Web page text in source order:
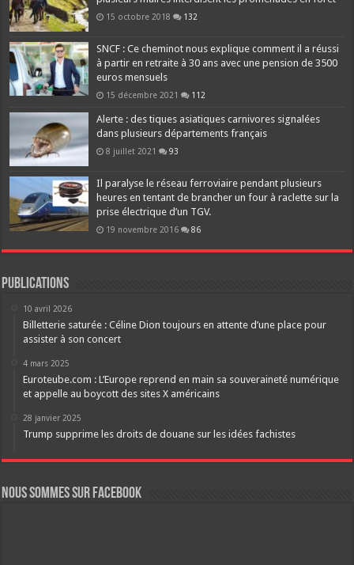
15 octobre 2018 132
SNCF : Ce cheminot nous explique comment il a réussi
à partir en retraite à 30 ans avec une pension de 3500
euros mensuels
15 décembre 2021 112
Alerte : des tiques asiatiques carnivores signalées
dans plusieurs départements français
8 juillet 2021 93
Il paralyse le réseau ferroviaire pendant plusieurs
heures en tentant de brancher un four à raclette sur la
prise électrique d’un TGV.
19 novembre 2016 86
Publications
10 avril 2026
Billetterie saturée : Céline Dion toujours en attente d’une place pour
assister à son concert
4 mars 2025
Euroteube.com : L’Europe reprend en main sa souveraineté numérique
et appelle au boycott des sites X américains
28 janvier 2025
Trump supprime les droits de douane sur les idées fachistes
Nous sommes sur FaceBook